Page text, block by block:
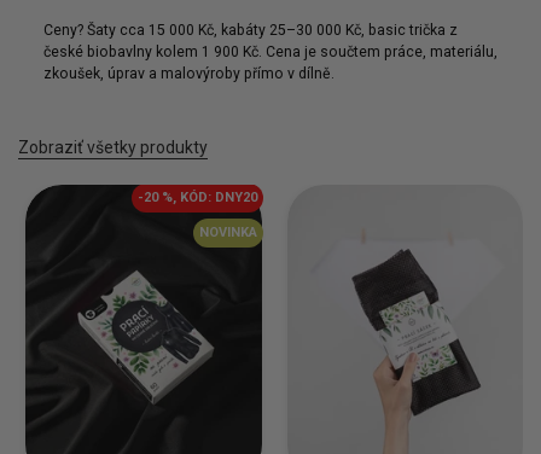
Ceny? Šaty cca 15 000 Kč, kabáty 25–30 000 Kč, basic trička z
české biobavlny kolem 1 900 Kč. Cena je součtem práce, materiálu,
zkoušek, úprav a malovýroby přímo v dílně.
Zobraziť všetky produkty
-20 %, KÓD: DNY20
NOVINKA